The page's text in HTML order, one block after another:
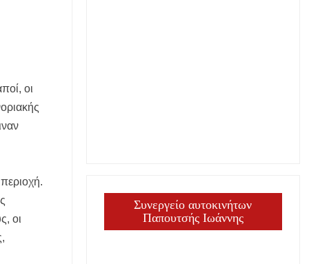
οι
οι
Συνεργείο αυτοκινήτων
Παπουτσής Ιωάννης